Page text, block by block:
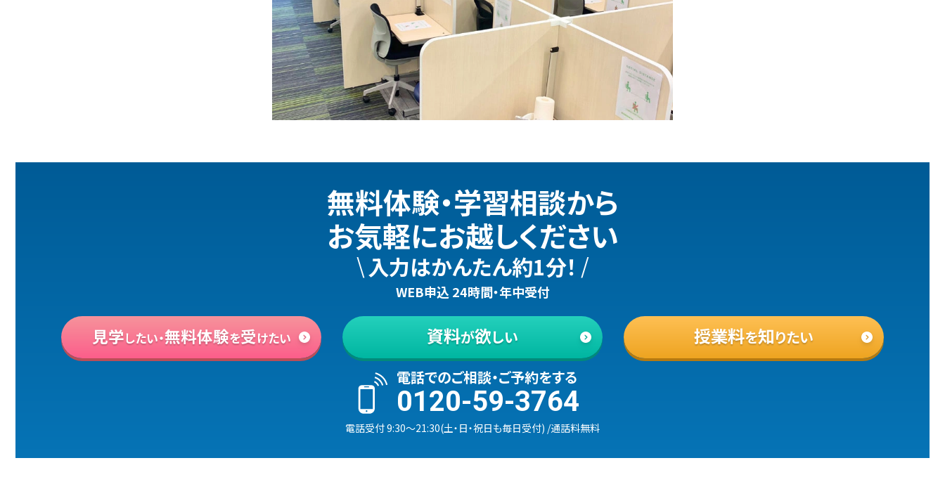
無料体験・学習相談から
お気軽にお越しください
\ 入力はかんたん約1分！ /
WEB申込 24時間・年中受付
見学したい・無料体験を受けたい 資料が欲しい 授業料を知りたい
電話でのご相談・ご予約をする
0120-59-3764
電話受付9:30〜21:30(土・日・祝日も毎日受付) /通話料無料